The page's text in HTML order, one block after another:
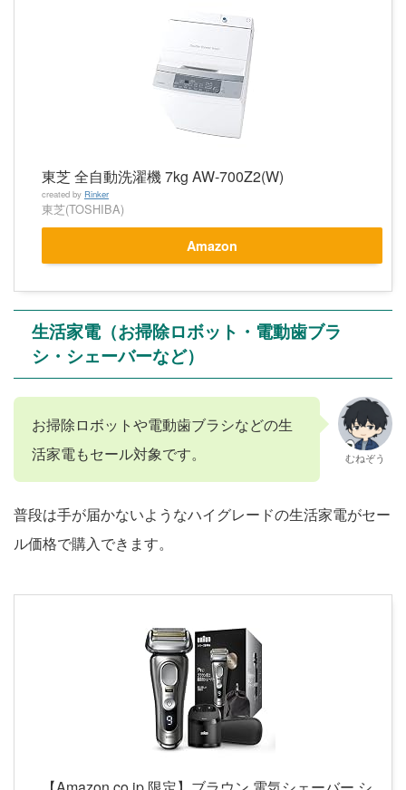
東芝 全自動洗濯機 7kg AW-700Z2(W)
created by Rinker
東芝(TOSHIBA)
Amazon
生活家電（お掃除ロボット・電動歯ブラ
シ・シェーバーなど）
お掃除ロボットや電動歯ブラシなどの生
活家電もセール対象です。
むねぞう
普段は手が届かないようなハイグレードの生活家電がセー
ル価格で購入できます。